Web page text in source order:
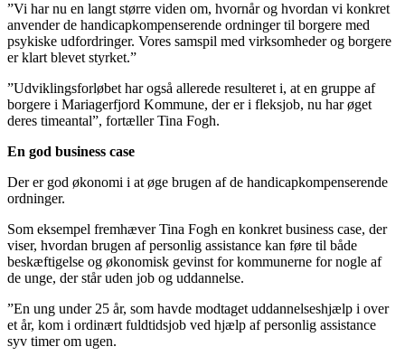
”Vi har nu en langt større viden om, hvornår og hvordan vi konkret
anvender de handicapkompenserende ordninger til borgere med
psykiske udfordringer. Vores samspil med virksomheder og borgere
er klart blevet styrket.”
”Udviklingsforløbet har også allerede resulteret i, at en gruppe af
borgere i Mariagerfjord Kommune, der er i fleksjob, nu har øget
deres timeantal”, fortæller Tina Fogh.
En god business case
Der er god økonomi i at øge brugen af de handicapkompenserende
ordninger.
Som eksempel fremhæver Tina Fogh en konkret business case, der
viser, hvordan brugen af personlig assistance kan føre til både
beskæftigelse og økonomisk gevinst for kommunerne for nogle af
de unge, der står uden job og uddannelse.
”En ung under 25 år, som havde modtaget uddannelseshjælp i over
et år, kom i ordinært fuldtidsjob ved hjælp af personlig assistance
syv timer om ugen.